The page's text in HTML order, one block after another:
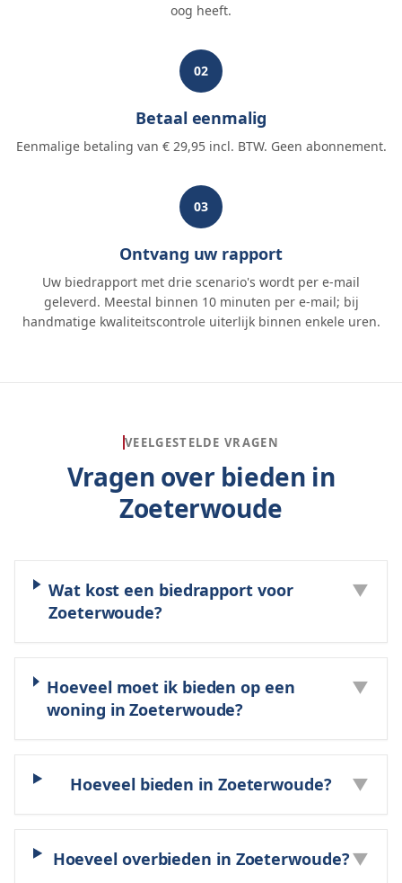
oog heeft.
02
Betaal eenmalig
Eenmalige betaling van € 29,95 incl. BTW. Geen abonnement.
03
Ontvang uw rapport
Uw biedrapport met drie scenario's wordt per e-mail
geleverd. Meestal binnen 10 minuten per e-mail; bij
handmatige kwaliteitscontrole uiterlijk binnen enkele uren.
VEELGESTELDE VRAGEN
Vragen over bieden in
Zoeterwoude
Wat kost een biedrapport voor
Zoeterwoude?
▼
Hoeveel moet ik bieden op een
woning in Zoeterwoude?
▼
Hoeveel bieden in Zoeterwoude? ▼
Hoeveel overbieden in Zoeterwoude?▼